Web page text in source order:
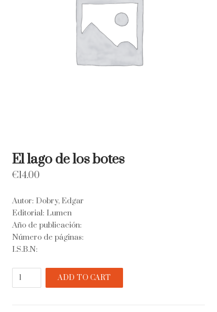
El lago de los botes
€14.00
Autor: Dobry, Edgar
Editorial: Lumen
Año de publicación:
Número de páginas:
I.S.B.N:
los
ADD TO CART